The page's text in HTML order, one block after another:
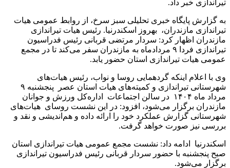
تیراندازی خبر داد.
به گزارش پایگاه خبری تحلیلی سبز سرخ، از روابط عمومی هیات
تیراندازی مازندران، بهروز اسکندرنیا. رئیس هیات تیراندازی
مازندران اظهار کرد: سردار مرتضی قربانی رئیس فدراسیون
تیراندازی فردا ۹ مردادماه به مازندران سفر می‌کند تا در مجمع
عمومی هیات تیراندازی استان حضور یابد.
وی با اعلام اینکه گردهمایی روسا و نواب، رئیس هیات‌های
شهرستانی تیراندازی و کمیته‌های هیات استان عصر پنجشنبه ۹
مرداد ماه ۱۴۰۴ در سالن اجتماعات اداره‌کل ورزش و جوانان
مازندران برگزار می‌شود، افزود: در این نشست روسای هیات‌های
شهرستانی گزارش عملکرد خود را ارائه داده و هم‌اندیشی و نقد و
بررسی نیز صورت خواهد گرفت.
اسکندرنیا ادامه داد: نشست مجمع عمومی هیات تیراندازی استان
صبح پنجشنبه با حضور سردار قربانی رئیس فدراسیون تیراندازی
برگزار می‌شود.